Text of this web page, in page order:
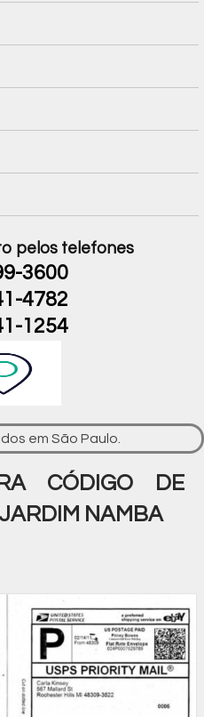
pelos telefones
3600
4782
1254
em São Paulo.
CÓDIGO DE
NAMBA